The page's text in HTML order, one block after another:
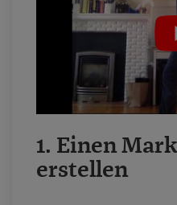
1. Einen
erstellen